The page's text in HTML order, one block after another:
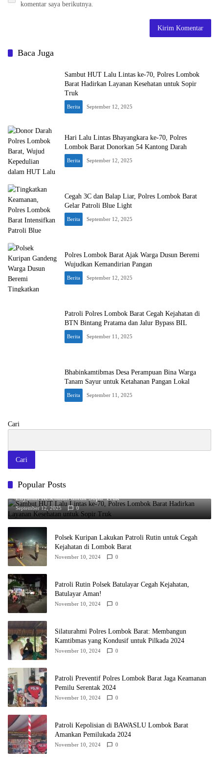
komentar saya berikutnya.
Baca Juga
Sambut HUT Lalu Lintas ke-70, Polres Lombok
Barat Hadirkan Layanan Kesehatan untuk Sopir
Truk
Berita September 12, 2025
Hari Lalu Lintas Bhayangkara ke-70, Polres
Lombok Barat Donorkan 54 Kantong Darah
Berita September 12, 2025
Cegah 3C dan Balap Liar, Polres Lombok Barat
Gelar Patroli Blue Light
Berita September 12, 2025
Polres Lombok Barat Ajak Warga Dusun Beremi
Wujudkan Kemandirian Pangan
Berita September 12, 2025
Patroli Polres Lombok Barat Cegah Kejahatan di
BTN Bintang Pratama dan Jalur Bypass BIL
Berita September 11, 2025
Bhabinkamtibmas Desa Perampuan Bina Warga
Tanam Sayur untuk Ketahanan Pangan Lokal
Berita September 11, 2025
Cari
Cari
Popular Posts
Sambut HUT Lalu Lintas ke-70, Polres Lombok Barat Hadirkan
Layanan Kesehatan untuk Sopir Truk
September 12, 2025 0
Polsek Kuripan Lakukan Patroli Rutin untuk Cegah
Kejahatan di Lombok Barat
November 10, 2024 0
Patroli Rutin Polsek Batulayar Cegah Kejahatan,
Batulayar Aman!
November 10, 2024 0
Silaturahmi Polres Lombok Barat: Membangun
Kamtibmas yang Kondusif untuk Pilkada 2024
November 10, 2024 0
Patroli Preventif Polres Lombok Barat Jaga Keamanan
Pemilu Serentak 2024
November 10, 2024 0
Patroli Kepolisian di BAWASLU Lombok Barat
Amankan Pemilukada 2024
November 10, 2024 0